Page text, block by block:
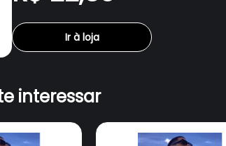
Ir à loja
interessar